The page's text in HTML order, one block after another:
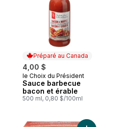
Préparé au Canada
4,00 $
Préparé au Canada
le Choix du Président
Sauce barbecue
bacon et érable
500 ml, 0,80 $/100ml